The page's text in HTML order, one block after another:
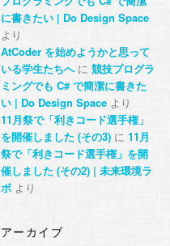
に書きたい | Do Design Space
より
AtCoder を始めようかと思って
いる学生たちへに 競技プログラ
ミングでも C# で簡潔に書きた
い | Do Design Space より
11月祭で「利きコード選手権」
を開催しました (その3) に 11月
祭で「利きコード選手権」を開
催しました (その2) | 未来環境ラ
ボ より
アーカイブ